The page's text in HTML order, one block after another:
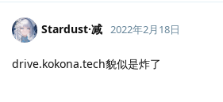
Stardust·减 2022年2月18日
drive.kokona.tech貌似是炸了